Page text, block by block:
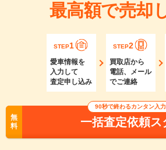
最高額で売却
STEP1
愛車情報を
入力して
査定申し込み
STEP2
買取店から
電話、メール
でご連絡
無
料
90秒で終わるカンタン入力
一括査定依頼ス